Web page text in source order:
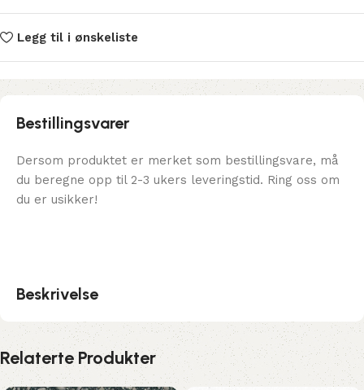
Legg til i ønskeliste
Bestillingsvarer
Dersom produktet er merket som bestillingsvare, må
du beregne opp til 2-3 ukers leveringstid. Ring oss om
du er usikker!
Beskrivelse
Relaterte Produkter